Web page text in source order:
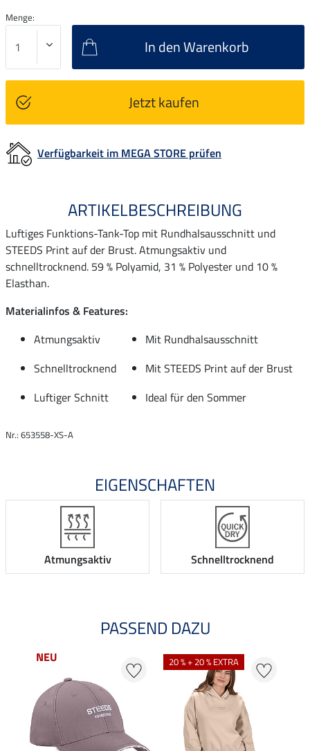
Menge:
In den Warenkorb
Jetzt kaufen
Verfügbarkeit im MEGA STORE prüfen
ARTIKELBESCHREIBUNG
Luftiges Funktions-Tank-Top mit Rundhalsausschnitt und
STEEDS Print auf der Brust. Atmungsaktiv und
schnelltrocknend. 59 % Polyamid, 31 % Polyester und 10 %
Elasthan.
Materialinfos & Features:
Atmungsaktiv
Mit Rundhalsausschnitt
Schnelltrocknend
Mit STEEDS Print auf der Brust
Luftiger Schnitt
Ideal für den Sommer
Nr.: 653558-XS-A
EIGENSCHAFTEN
Atmungsaktiv Schnelltrocknend
PASSEND DAZU
NEU 20 % + 20 % EXTRA